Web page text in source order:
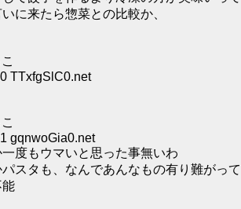
に来たら惣菜との比較か、
TTxfgSlC0.net
gqnwoGia0.net
度もウマいと思った事無いわ
スタも、なんであんなもの有り難がって
能